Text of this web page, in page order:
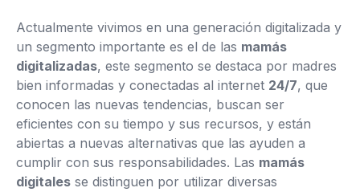
Actualmente vivimos en una generación digitalizada y
un segmento importante es el de las mamás
digitalizadas, este segmento se destaca por madres
bien informadas y conectadas al internet 24/7, que
conocen las nuevas tendencias, buscan ser
eficientes con su tiempo y sus recursos, y están
abiertas a nuevas alternativas que las ayuden a
cumplir con sus responsabilidades. Las mamás
digitales se distinguen por utilizar diversas